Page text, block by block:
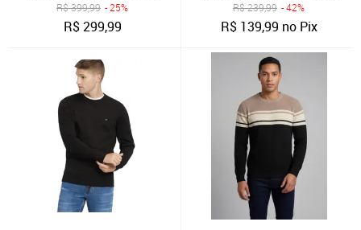
R$399,99 - 25%
R$299,99
R$239,99 - 42%
R$ 139,99 no Pix